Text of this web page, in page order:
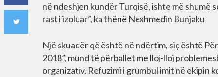
në ndeshjen kundër Turqisë, ishte më shumë
rast i izoluar”, ka thënë Nexhmedin Bunjaku
Një skuadër që është në ndërtim, siç është
2018”, mund të përballet me lloj-lloj
organizativ. Refuzimi i grumbullimit në ekipin